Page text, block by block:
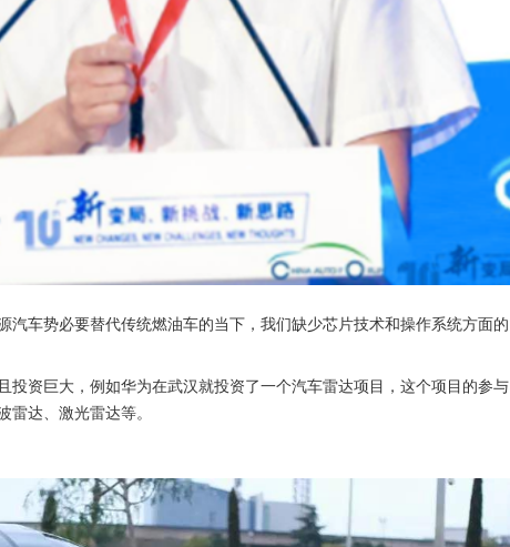
车势必要替代传统燃油车的当下，我们缺少芯片技术和操作系统方面的
投资巨大，例如华为在武汉就投资了一个汽车雷达项目，这个项目的参与
达、激光雷达等。